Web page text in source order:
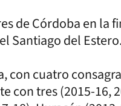
de Córdoba en la
Santiago del Estero.
con cuatro
con tres (2015-16,